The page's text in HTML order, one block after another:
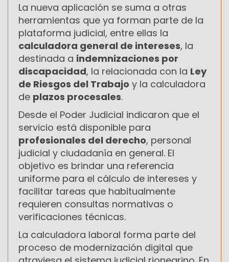
La nueva aplicación se suma a otras
herramientas que ya forman parte de la
plataforma judicial, entre ellas la
calculadora general de intereses, la
destinada a indemnizaciones por
discapacidad, la relacionada con la Ley
de Riesgos del Trabajo y la calculadora
de plazos procesales.
Desde el Poder Judicial indicaron que el
servicio está disponible para
profesionales del derecho, personal
judicial y ciudadanía en general. El
objetivo es brindar una referencia
uniforme para el cálculo de intereses y
facilitar tareas que habitualmente
requieren consultas normativas o
verificaciones técnicas.
La calculadora laboral forma parte del
proceso de modernización digital que